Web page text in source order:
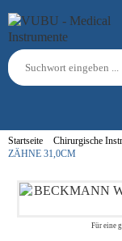
Startseite Chirurgische
ZÄHNE 31,0CM
Für eine